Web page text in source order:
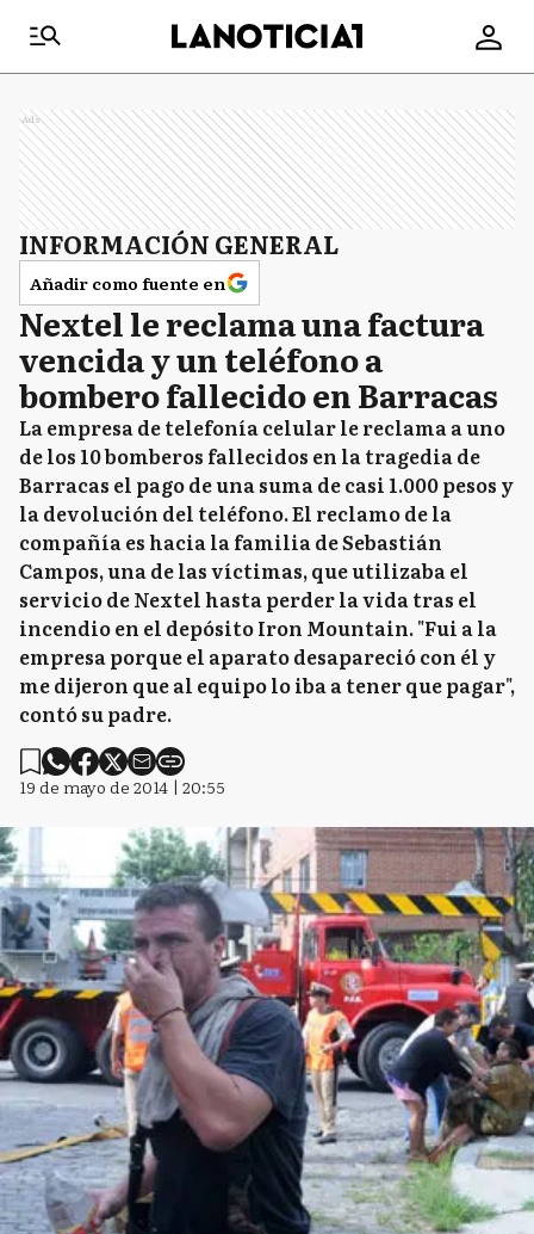
Ads
INFORMACIÓN GENERAL
Añadir como fuente en
Nextel le reclama una factura
vencida y un teléfono a
bombero fallecido en Barracas
La empresa de telefonía celular le reclama a uno
de los 10 bomberos fallecidos en la tragedia de
Barracas el pago de una suma de casi 1.000 pesos y
la devolución del teléfono. El reclamo de la
compañía es hacia la familia de Sebastián
Campos, una de las víctimas, que utilizaba el
servicio de Nextel hasta perder la vida tras el
incendio en el depósito Iron Mountain. "Fui a la
empresa porque el aparato desapareció con él y
me dijeron que al equipo lo iba a tener que pagar",
contó su padre.
19 de mayo de 2014 | 20:55